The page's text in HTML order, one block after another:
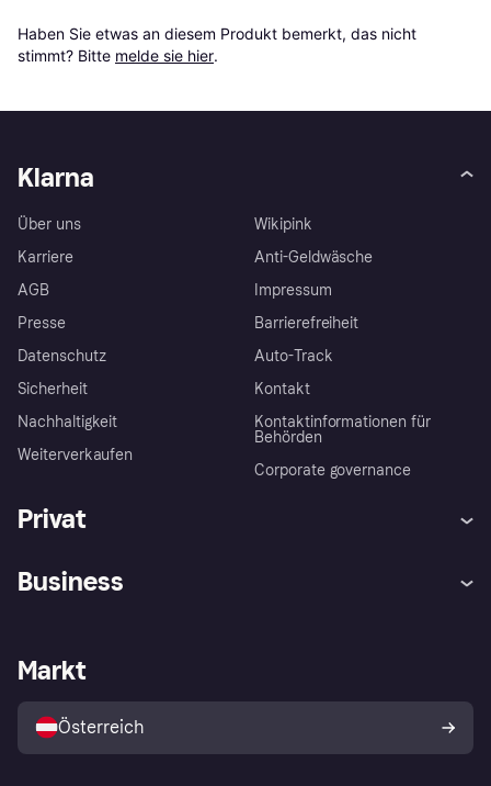
Haben Sie etwas an diesem Produkt bemerkt, das nicht
stimmt? Bitte melde sie hier.
Klarna
Über uns
Karriere
AGB
Presse
Datenschutz
Sicherheit
Nachhaltigkeit
Weiterverkaufen
Wikipink
Anti-Geldwäsche
Impressum
Barrierefreiheit
Auto-Track
Kontakt
Kontaktinformationen für
Behörden
Corporate governance
Privat
Shops entdecken
Business
Händlerportal
Markt
Österreich